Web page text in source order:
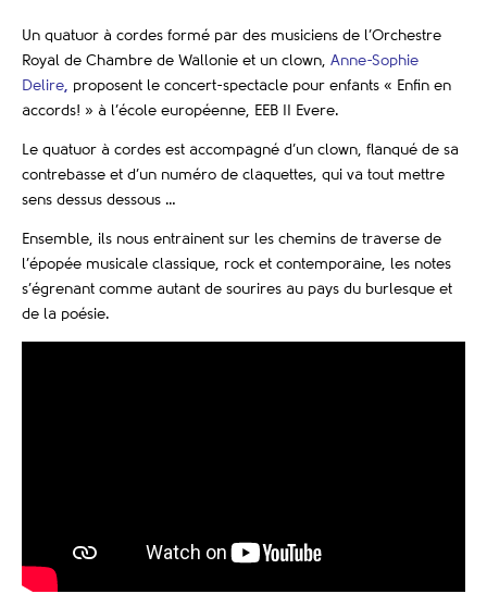
Un quatuor à cordes formé par des musiciens de l’Orchestre
Royal de Chambre de Wallonie et un clown, Anne-Sophie
Delire, proposent le concert-spectacle pour enfants « Enfin en
accords! » à l’école européenne, EEB II Evere.
Le quatuor à cordes est accompagné d’un clown, flanqué de sa
contrebasse et d’un numéro de claquettes, qui va tout mettre
sens dessus dessous …
Ensemble, ils nous entrainent sur les chemins de traverse de
l’épopée musicale classique, rock et contemporaine, les notes
s’égrenant comme autant de sourires au pays du burlesque et
de la poésie.